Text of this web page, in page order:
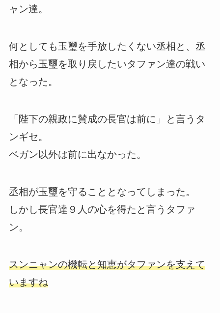
ャン達。
何としても玉璽を手放したくない丞相と、丞
相から玉璽を取り戻したいタファン達の戦い
となった。
「陛下の親政に賛成の長官は前に」と言うタ
ンギセ。
ペガン以外は前に出なかった。
丞相が玉璽を守ることとなってしまった。
しかし長官達９人の心を得たと言うタファ
ン。
スンニャンの機転と知恵がタファンを支えて
いますね